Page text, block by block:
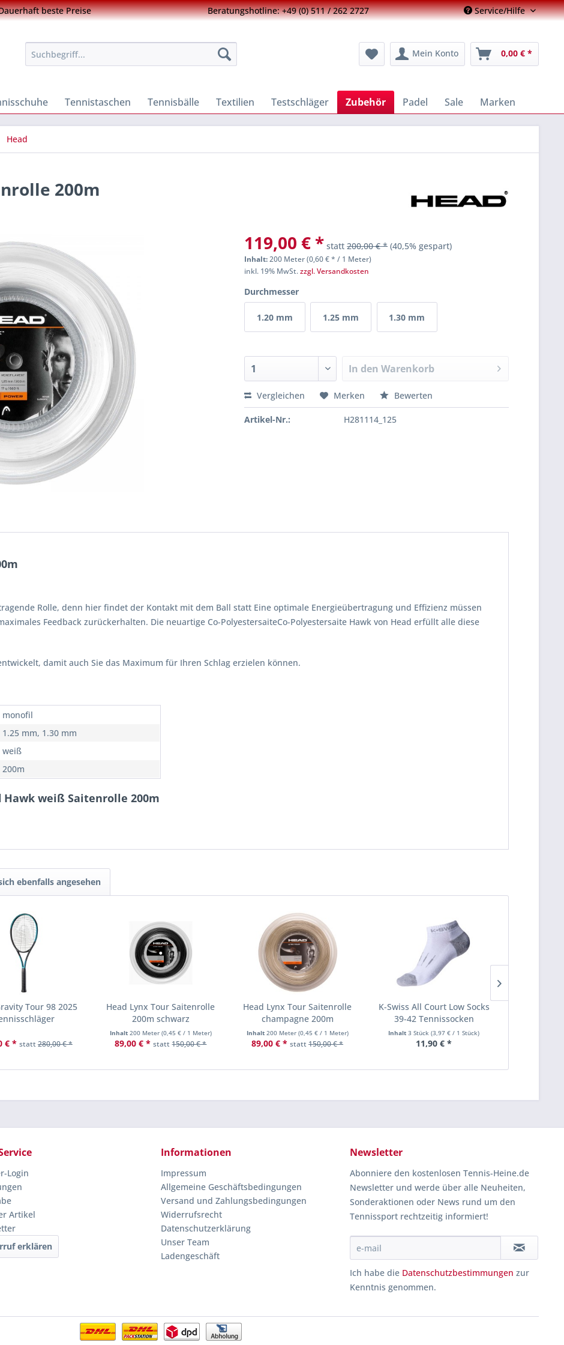
beste Preise Beratungshotline: +49 (0) 511 / 262 2727 Service/Hilfe
Mein Konto 0,00 € *
Tennistaschen Tennisbälle Textilien Testschläger Zubehör Padel Sale Marken
Head
200m
119,00 € * statt200,00 € * (40,5% gespart)
Inhalt:200 Meter (0,60 € * / 1 Meter)
inkl. 19% MwSt.zzgl. Versandkosten
Durchmesser
1.20 mm 1.25 mm 1.30 mm
In den Warenkorb
Vergleichen Merken Bewerten
Artikel-Nr.: H281114_125
Rolle, denn hier findet der Kontakt mit dem Ball statt Eine optimale Energieübertragung und Effizienz müssen
Feedback zurückerhalten. Die neuartige Co-PolyestersaiteCo-Polyestersaite Hawk von Head erfüllt alle diese
damit auch Sie das Maximum für Ihren Schlag erzielen können.
monofil
1.25 mm, 1.30 mm
weiß
200m
weiß Saitenrolle 200m
ebenfalls angesehen
Tour 98 2025
€ * statt280,00 € *
Head Lynx Tour Saitenrolle
200m schwarz
Inhalt 200 Meter (0,45 €/ 1 Meter)
89,00 € * statt150,00 € *
Head Lynx Tour Saitenrolle
champagne 200m
Inhalt 200 Meter (0,45 €/ 1 Meter)
89,00 € * statt150,00 € *
K-Swiss All Court Low Socks
39-42 Tennissocken
Inhalt3 Stück(3,97 € / 1 Stück)
11,90 € *
Login
Artikel
erklären
Informationen
Impressum
Allgemeine Geschäftsbedingungen
Versand und Zahlungsbedingungen
Widerrufsrecht
Datenschutzerklärung
Unser Team
Ladengeschäft
Newsletter
Abonniere den kostenlosen Tennis-Heine.de
Newsletter und werde über alle Neuheiten,
Sonderaktionen oder News rund um den
Tennissport rechtzeitig informiert!
Ich habe die Datenschutzbestimmungen zur
Kenntnis genommen.